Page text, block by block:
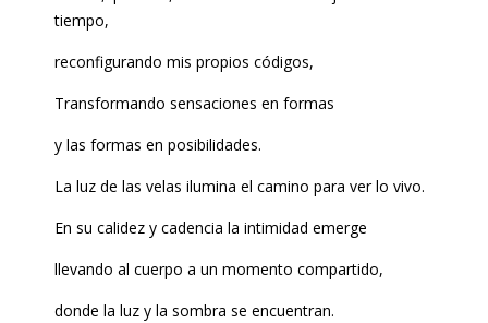
tiempo,
reconfigurando mis propios códigos,
Transformando sensaciones en formas
y las formas en posibilidades.
La luz de las velas ilumina el camino para ver lo vivo.
En su calidez y cadencia la intimidad emerge
llevando al cuerpo a un momento compartido,
donde la luz y la sombra se encuentran.